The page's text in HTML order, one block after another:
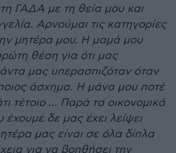
ΓΑΔΑ με τη θεία μου και
Αρνούμαι τις κατηγορίες
μητέρα μου. Η μαμά μου
θέση για ότι μας
μας υπερασπιζόταν όταν
άσχημα. Η μάνα μου ποτέ
τέτοιο ... Παρά τα οικονομικά
δε μας έχει λείψει
μας είναι σε όλα δίπλα
για να βοηθήσει την